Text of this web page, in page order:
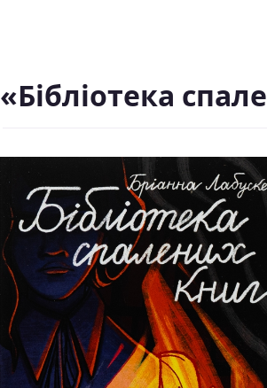
«Бібліотека